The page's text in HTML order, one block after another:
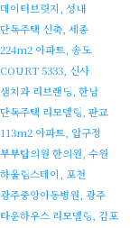
데이터브릿지, 성내
단독주택 신축, 세종
224m2 아파트, 송도
COURT 5333, 신사
샘치과 리브랜딩, 한남
단독주택 리모델링, 판교
113m2 아파트, 압구정
부부탑의원 한의원, 수원
하울림스테이, 포천
광주중앙아동병원, 광주
타운하우스 리모델링, 김포